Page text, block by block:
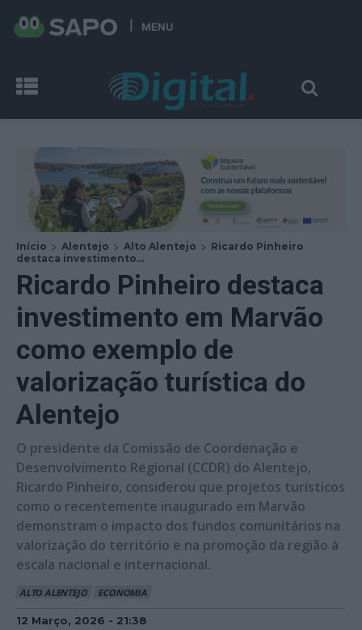
MENU
Início Alentejo Alto Alentejo
Ricardo Pinheiro
destaca investimento...
Ricardo Pinheiro destaca
investimento em Marvão
como exemplo de
valorização turística do
Alentejo
O presidente da Comissão de Coordenação e
Desenvolvimento Regional (CCDR) do Alentejo,
Ricardo Pinheiro, considerou que projetos turísticos
como o recentemente inaugurado em Marvão
demonstram o impacto dos fundos comunitários na
valorização do território e na promoção da região à
escala nacional e internacional.
ALTO ALENTEJO ECONOMIA
12 Março, 2026 - 21:38